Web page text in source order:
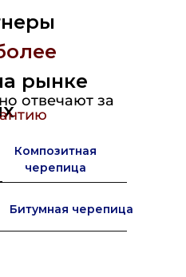
рынке
отвечают за
Композитная
черепица
Битумная черепица